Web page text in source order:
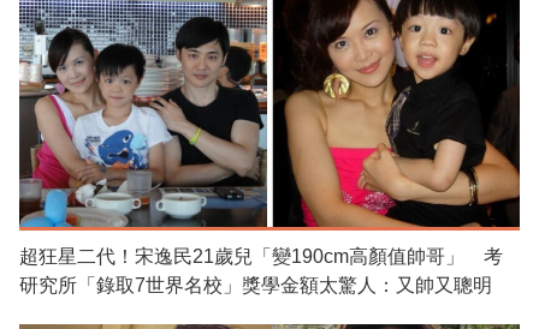
超狂星二代！宋逸民21歲兒「變190cm高顏值帥哥」 考
研究所「錄取7世界名校」獎學金額太驚人：又帥又聰明